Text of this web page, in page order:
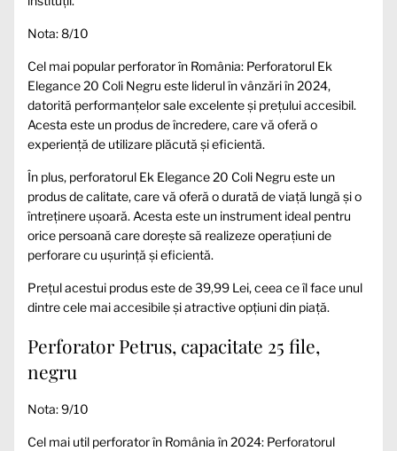
Nota: 8/10
Cel mai popular perforator în România: Perforatorul Ek
Elegance 20 Coli Negru este liderul în vânzări în 2024,
datorită performanțelor sale excelente și prețului accesibil.
Acesta este un produs de încredere, care vă oferă o
experiență de utilizare plăcută și eficientă.
În plus, perforatorul Ek Elegance 20 Coli Negru este un
produs de calitate, care vă oferă o durată de viață lungă și o
întreținere ușoară. Acesta este un instrument ideal pentru
orice persoană care dorește să realizeze operațiuni de
perforare cu ușurință și eficientă.
Prețul acestui produs este de 39,99 Lei, ceea ce îl face unul
dintre cele mai accesibile și atractive opțiuni din piață.
Perforator Petrus, capacitate 25 file,
negru
Nota: 9/10
Cel mai util perforator în România în 2024: Perforatorul